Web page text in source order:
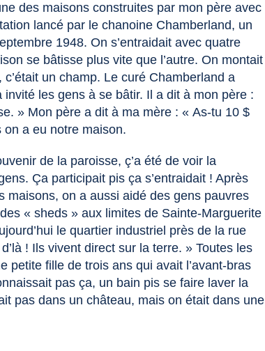
des maisons construites par mon père avec
lancé par le chanoine Chamberland, un
1948. On s’entraidait avec quatre
se bâtisse plus vite que l’autre. On montait
un champ. Le curé Chamberland a
les gens à se bâtir. Il a dit à mon père :
» Mon père a dit à ma mère : « As-tu 10 $
on a eu notre maison.
de la paroisse, ç’a été de voir la
Ça participait pis ça s’entraidait ! Après
maisons, on a aussi aidé des gens pauvres
« sheds » aux limites de Sainte-Marguerite
le quartier industriel près de la rue
! Ils vivent direct sur la terre. » Toutes les
petite fille de trois ans qui avait l’avant-bras
pas ça, un bain pis se faire laver la
pas dans un château, mais on était dans une